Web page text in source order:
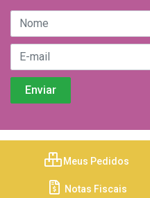
Meus Pedidos
Notas Fiscais